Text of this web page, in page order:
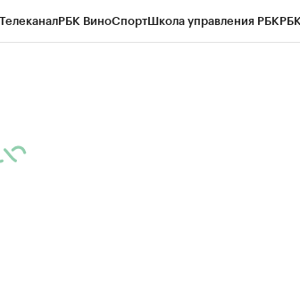
ТелеканалРБК ВиноСпортШкола управления РБК